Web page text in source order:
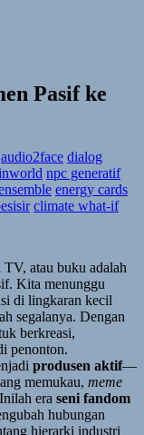
Pasif ke
audio2face dialog
npc generatif
energy cards
climate what-if
atau buku adalah
Kita menunggu
di lingkaran kecil
segalanya. Dengan
berkreasi,
penonton.
produsen aktif—
memukau, meme
era seni fandom
hubungan
hierarki industri